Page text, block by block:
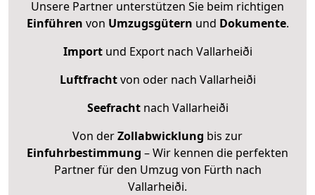
Unsere Partner unterstützen Sie beim richtigen
Einführen von Umzugsgütern und Dokumente.
Importund Export nach Vallarheiði
Luftfrachtvon oder nach Vallarheiði
Seefrachtnach Vallarheiði
Von derZollabwicklung bis zur
Einfuhrbestimmung – Wir kennen die perfekten
Partner für den Umzug von Fürth nach
Vallarheiði.